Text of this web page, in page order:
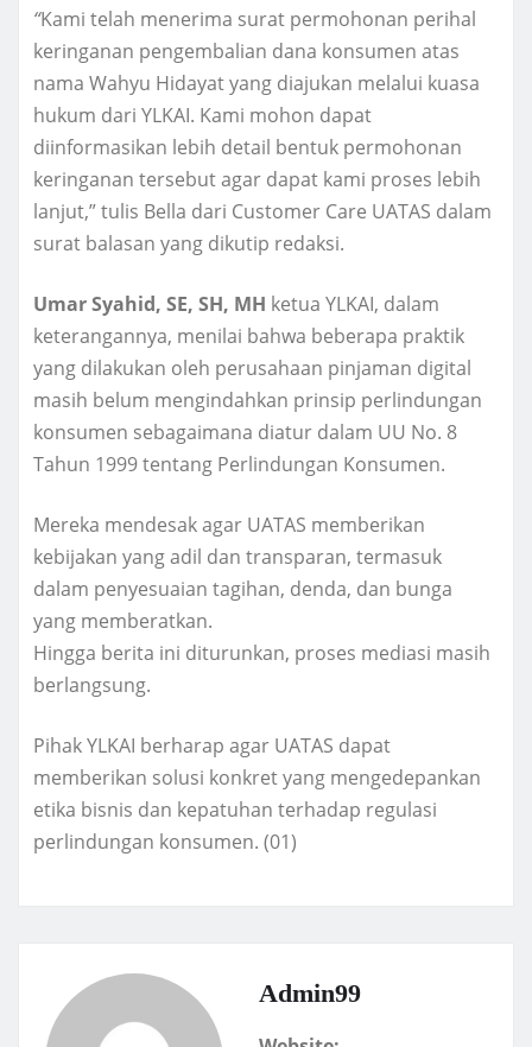
“Kami telah menerima surat permohonan perihal
keringanan pengembalian dana konsumen atas
nama Wahyu Hidayat yang diajukan melalui kuasa
hukum dari YLKAI. Kami mohon dapat
diinformasikan lebih detail bentuk permohonan
keringanan tersebut agar dapat kami proses lebih
lanjut,” tulis Bella dari Customer Care UATAS dalam
surat balasan yang dikutip redaksi.
Umar Syahid, SE, SH, MH ketua YLKAI, dalam
keterangannya, menilai bahwa beberapa praktik
yang dilakukan oleh perusahaan pinjaman digital
masih belum mengindahkan prinsip perlindungan
konsumen sebagaimana diatur dalam UU No. 8
Tahun 1999 tentang Perlindungan Konsumen.
Mereka mendesak agar UATAS memberikan
kebijakan yang adil dan transparan, termasuk
dalam penyesuaian tagihan, denda, dan bunga
yang memberatkan.
Hingga berita ini diturunkan, proses mediasi masih
berlangsung.
Pihak YLKAI berharap agar UATAS dapat
memberikan solusi konkret yang mengedepankan
etika bisnis dan kepatuhan terhadap regulasi
perlindungan konsumen. (01)
Admin99